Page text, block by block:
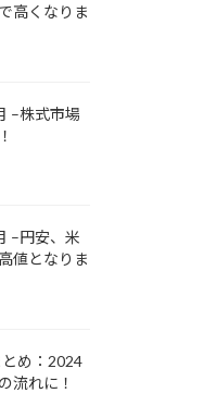
高くなりま
–株式市場
–円安、米
値となりま
め：2024
流れに！